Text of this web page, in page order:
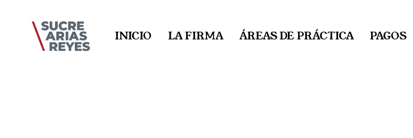
INICIO LA FIRMA ÁREAS DE PRÁCTICA PAGOS